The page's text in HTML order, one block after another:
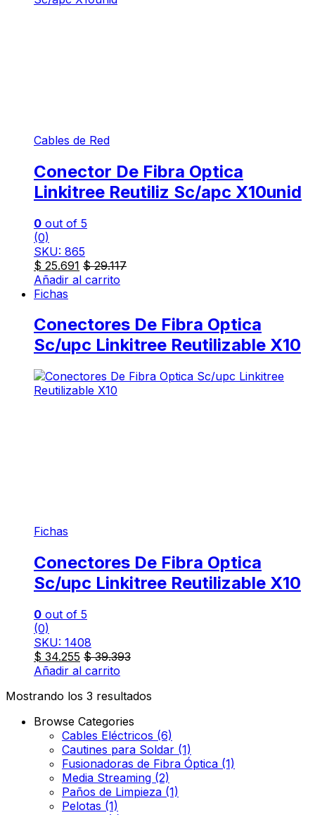
Cables de Red
Conector De Fibra Optica
Linkitree Reutiliz Sc/apc X10unid
0 out of 5
(0)
SKU: 865
$ 25.691 $29.117
Añadir al carrito
Fichas
Conectores De Fibra Optica
Sc/upc Linkitree Reutilizable X10
Fichas
Conectores De Fibra Optica
Sc/upc Linkitree Reutilizable X10
0 out of 5
(0)
SKU: 1408
$ 34.255 $39.393
Añadir al carrito
Mostrando los 3 resultados
Browse Categories
Cables Eléctricos (6)
Cautines para Soldar (1)
Fusionadoras de Fibra Óptica (1)
Media Streaming (2)
Paños de Limpieza (1)
Pelotas (1)